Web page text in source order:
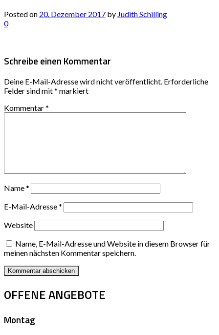
Posted on 20. Dezember 2017 by Judith Schilling
0
Schreibe einen Kommentar
Deine E-Mail-Adresse wird nicht veröffentlicht. Erforderliche
Felder sind mit* markiert
Kommentar*
Name*
E-Mail-Adresse*
Website
Name, E-Mail-Adresse und Website in diesem Browser für
meinen nächsten Kommentar speichern.
OFFENE ANGEBOTE
Montag